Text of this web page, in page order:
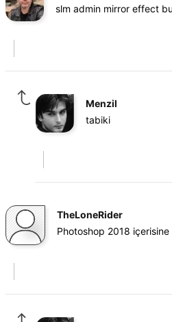
slm admin mirror effect
Menzil
tabiki
TheLoneRider
Photoshop 2018